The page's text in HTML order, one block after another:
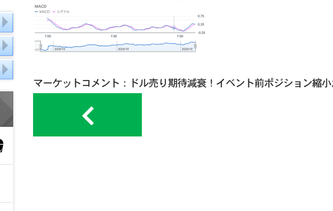
マーケットコメント：ドル売り期待減衰！イベント前ポジション縮